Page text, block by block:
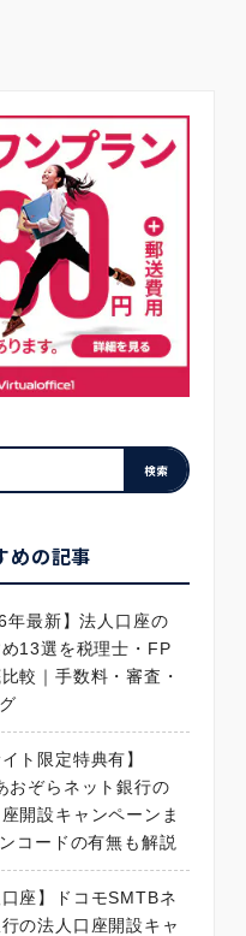
めの記事
年最新】法人口座の
13選を税理士・FP
較｜手数料・審査・
イト限定特典有】
おぞらネット銀行の
開設キャンペーンま
コードの有無も解説
口座】ドコモSMTBネ
の法人口座開設キャ